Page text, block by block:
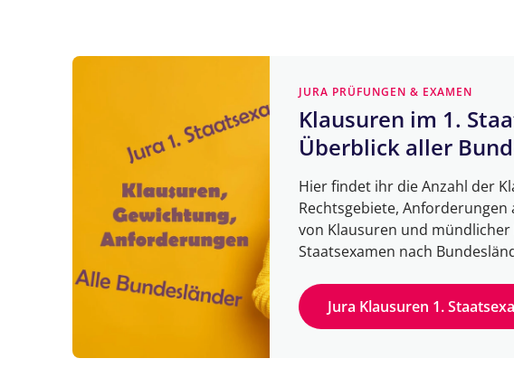
JURA PRÜFUNGEN & EXAMEN
Klausuren im 1.
Überblick aller
Hier findet ihr die Anzahl der
Rechtsgebiete,
von Klausuren und
Staatsexamen nach
Jura Klausuren 1.